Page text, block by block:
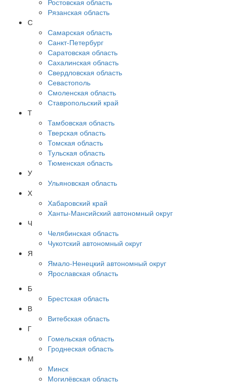
Ростовская область
Рязанская область
С
Самарская область
Санкт-Петербург
Саратовская область
Сахалинская область
Свердловская область
Севастополь
Смоленская область
Ставропольский край
Т
Тамбовская область
Тверская область
Томская область
Тульская область
Тюменская область
У
Ульяновская область
Х
Хабаровский край
Ханты-Мансийский автономный округ
Ч
Челябинская область
Чукотский автономный округ
Я
Ямало-Ненецкий автономный округ
Ярославская область
Б
Брестская область
В
Витебская область
Г
Гомельская область
Гроднеская область
М
Минск
Могилёвская область